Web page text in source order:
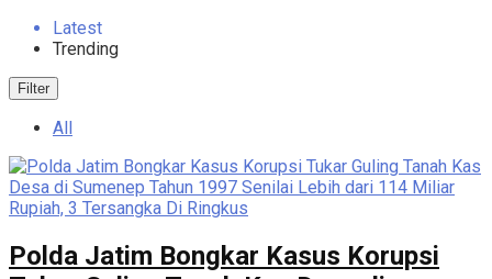
Latest
Trending
Filter
All
Polda Jatim Bongkar Kasus Korupsi